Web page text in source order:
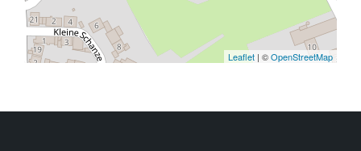
Leaflet | ©OpenStreetMap